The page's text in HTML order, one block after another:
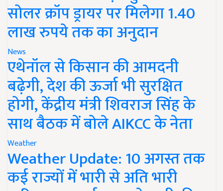
सोलर क्रॉप ड्रायर पर मिलेगा 1.40
लाख रुपये तक का अनुदान
News
एथेनॉल से किसान की आमदनी
बढ़ेगी, देश की ऊर्जा भी सुरक्षित
होगी, केंद्रीय मंत्री शिवराज सिंह के
साथ बैठक में बोले AIKCC के नेता
Weather
Weather Update: 10 अगस्त तक
कई राज्यों में भारी से अति भारी